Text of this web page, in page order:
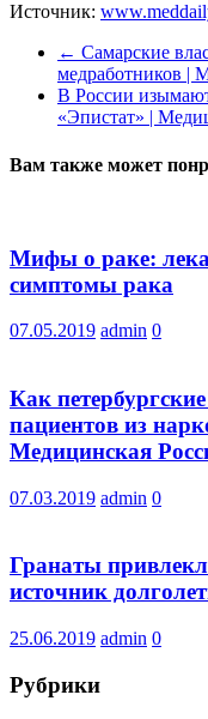
Источник:
← Самарские
медработников |
В России
«Эпистат» |
Вам также может
Мифы о раке:
симптомы рака
07.05.2019 admin 0
Как
пациентов из
Медицинская
07.03.2019 admin 0
Гранаты
источник
25.06.2019 admin 0
Рубрики